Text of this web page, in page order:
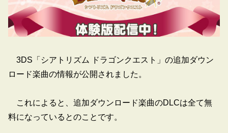
3DS「シアトリズム ドラゴンクエスト」の追加ダウン
ロード楽曲の情報が公開されました。
これによると、追加ダウンロード楽曲のDLCは全て無
料になっているとのことです。